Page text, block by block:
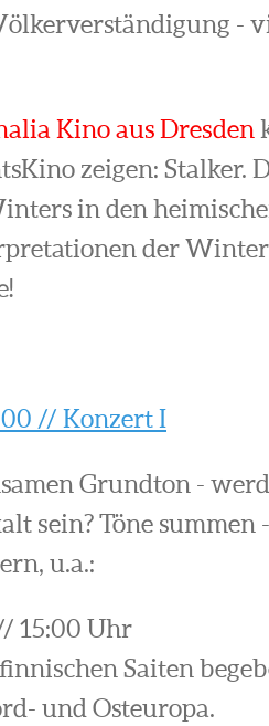
-
Kino aus Dresden
zeigen: Stalker.
in den
der
// Konzert I
Grundton -
sein? Töne summen
u.a.:
15:00 Uhr
Saiten
und Osteuropa.